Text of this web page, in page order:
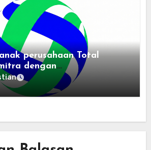
perusahaan Total
dengan
untuk mempercepat
Indonesia — raksasa
bergabung dengan tim